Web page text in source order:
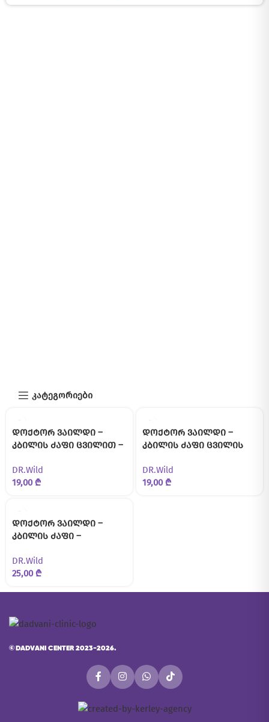
კატეგორიები
დოქტორ ვაილდი –
კბილის ძაფი ცვილით –
DR.Wild
19,00₾
დოქტორ ვაილდი –
კბილის ძაფი ცვილის
DR.Wild
19,00₾
დოქტორ ვაილდი –
კბილის ძაფი –
DR.Wild
25,00₾
©DADVANI CENTER 2023-2026.